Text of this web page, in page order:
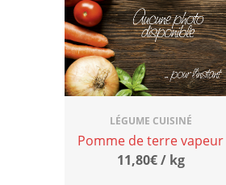
LÉGUME CUISINÉ
Pomme de terre vapeur
11,80€ / kg